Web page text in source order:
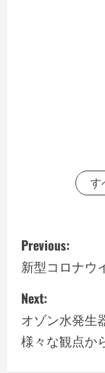
す
P
o
s
t
n
Previous:
新型コロナウ
Next:
オゾン水発生
様々な観点か